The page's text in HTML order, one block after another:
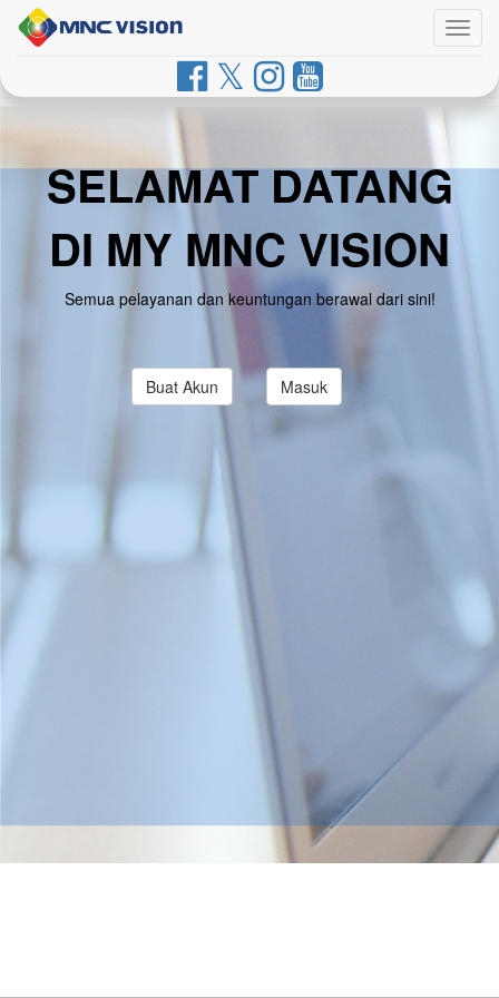
SELAMAT DATANG
DI MY MNC VISION
Semua pelayanan dan keuntungan berawal dari sini!
Buat Akun Masuk